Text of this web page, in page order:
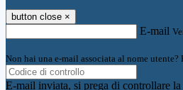
button close ×
E-mail
Non hai una e-mail associata al nome
E-mail inviata, si prega di controllare